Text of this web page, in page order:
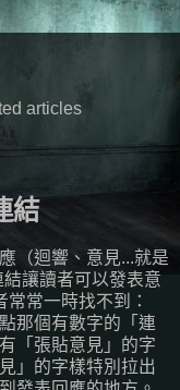
articles
結
（迴響、意見...就是
讓讀者可以發表意
常一時找不到：
那個有數字的「連
「張貼意見」的字
」的字樣特別拉出